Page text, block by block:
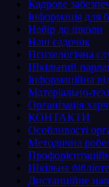
Кадрове
Інформація для
Набір до школи
Наш садочок
Психологічна
Шкільний
Інформаційна
Матеріально-
Організація
КОНТАКТИ
Особливості
Методична
Шкільна
Дистанційне